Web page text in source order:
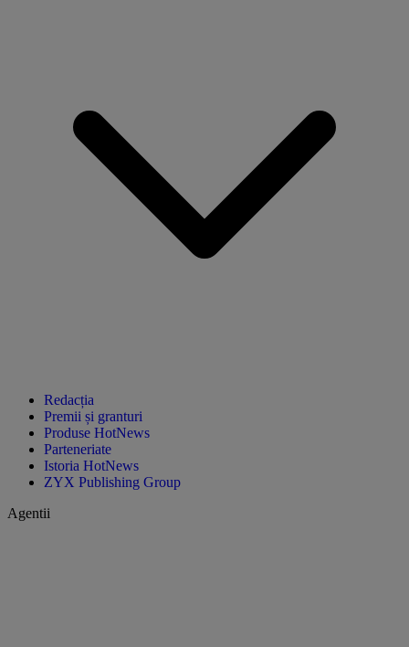
Redacția
Premii și granturi
Produse HotNews
Parteneriate
Istoria HotNews
ZYX Publishing Group
Agentii